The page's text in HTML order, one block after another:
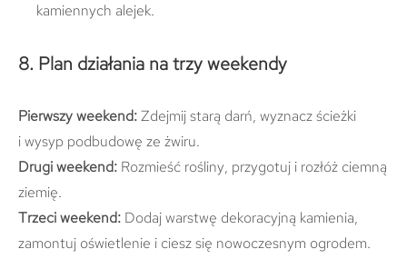
kamiennych alejek.
8. Plan działania na trzy weekendy
Pierwszy weekend:Zdejmij starą darń, wyznacz ścieżki
i wysyp podbudowę ze żwiru.
Drugi weekend: Rozmieść rośliny, przygotuj i rozłóż ciemną
ziemię.
Trzeci weekend: Dodaj warstwę dekoracyjną kamienia,
zamontuj oświetlenie i ciesz się nowoczesnym ogrodem.